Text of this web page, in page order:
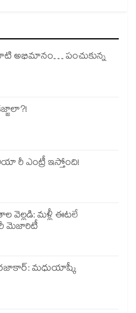
అభిమానం… పంచుకున్న
రీ ఎంట్రీ ఇస్తోంది!
వెల్లడి: మళ్లీ ఈటలే
మెజారిటీ
మధుయాష్కీ